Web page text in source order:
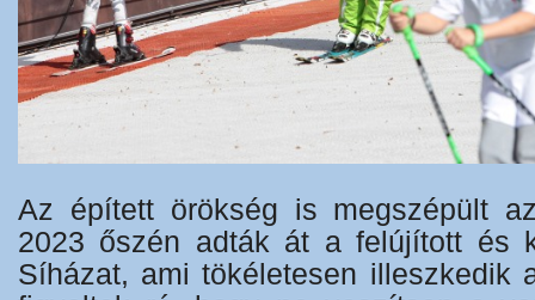
Az épített örökség is megszépült
2023 őszén adták át a felújított és
Síházat, ami tökéletesen illeszkedik